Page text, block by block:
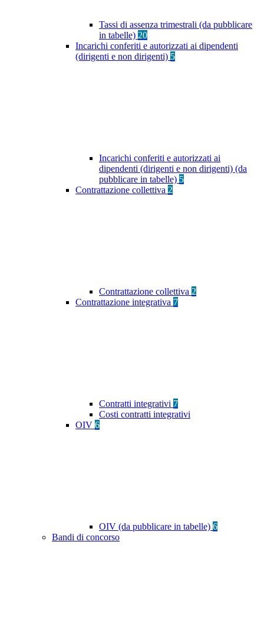
Tassi di assenza trimestrali (da pubblicare
in tabelle) 20
Incarichi conferiti e autorizzati ai dipendenti
(dirigenti e non dirigenti) 5
Incarichi conferiti e autorizzati ai
dipendenti (dirigenti e non dirigenti) (da
pubblicare in tabelle) 5
Contrattazione collettiva 2
Contrattazione collettiva 2
Contrattazione integrativa 7
Contratti integrativi 7
Costi contratti integrativi
OIV 6
OIV (da pubblicare in tabelle) 6
Bandi di concorso